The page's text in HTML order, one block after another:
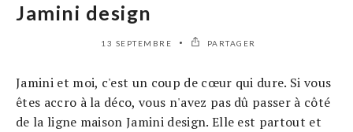
Jamini design
13 SEPTEMBRE PARTAGER
Jamini et moi, c'est un coup de cœur qui dure. Si vous
êtes accro à la déco, vous n'avez pas dû passer à côté
de la ligne maison Jamini design. Elle est partout et